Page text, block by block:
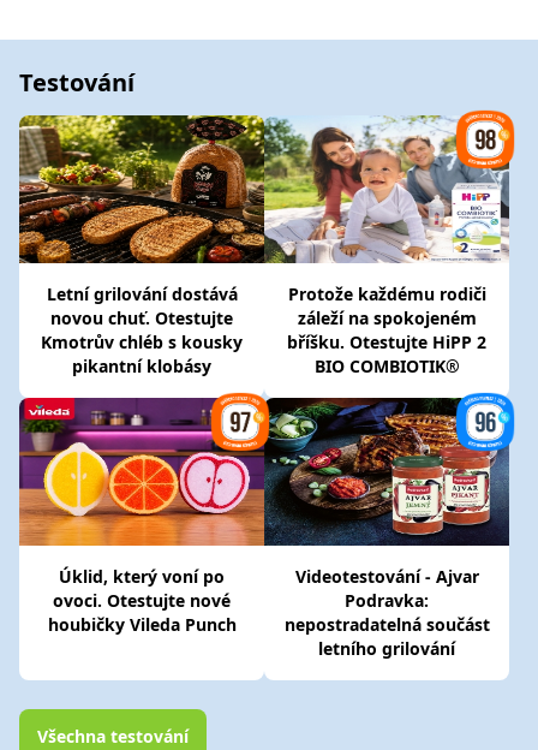
Testování
Letní grilování dostává
novou chuť. Otestujte
Kmotrův chléb s kousky
pikantní klobásy
Protože každému rodiči
záleží na spokojeném
bříšku. Otestujte HiPP 2
BIO COMBIOTIK®
Úklid, který voní po
ovoci. Otestujte nové
houbičky Vileda Punch
Videotestování - Ajvar
Podravka:
nepostradatelná součást
letního grilování
Všechna testování